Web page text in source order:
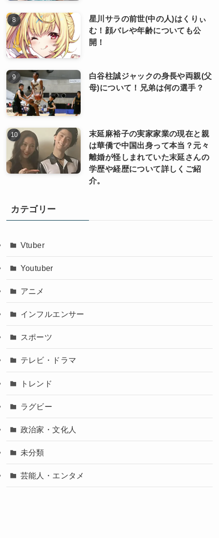
星川サラの前世(中の人)はくりぃ
む！顔バレや年齢についても公
開！
白谷柱誠ジャックの身長や両親(父
母)について！兄弟は何の選手？
末延麻裕子の実家家業の現在と親
は華僑で中国出身って本当？元々
離婚が怪しまれていた末延さんの
学歴や経歴について詳しくご紹
介。
カテゴリー
Vtuber
Youtuber
アニメ
インフルエンサー
スポーツ
テレビ・ドラマ
トレンド
ラグビー
政治家・文化人
未分類
芸能人・エンタメ